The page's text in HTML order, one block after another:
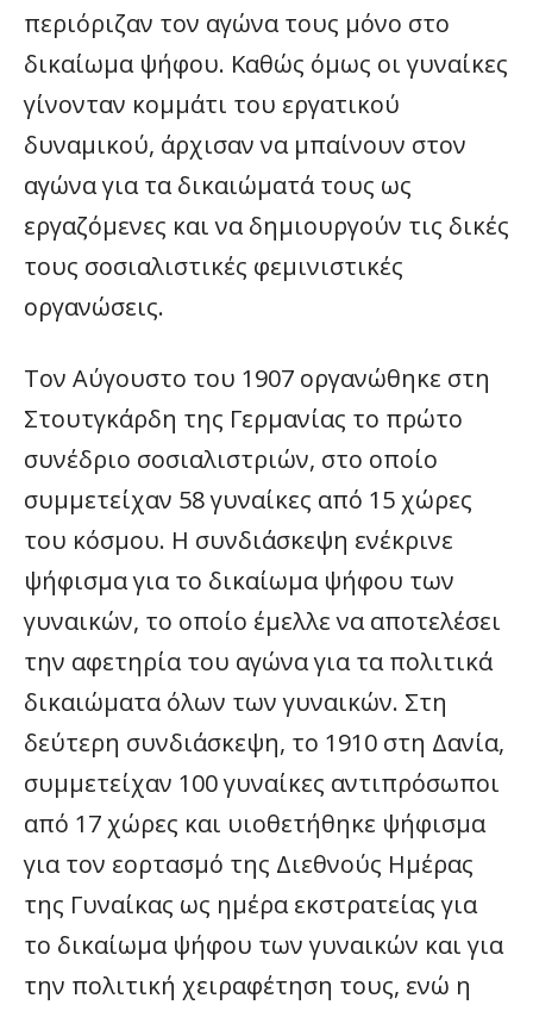
περιόριζαν τον αγώνα τους μόνο στο
δικαίωμα ψήφου. Καθώς όμως οι γυναίκες
γίνονταν κομμάτι του εργατικού
δυναμικού, άρχισαν να μπαίνουν στον
αγώνα για τα δικαιώματά τους ως
εργαζόμενες και να δημιουργούν τις δικές
τους σοσιαλιστικές φεμινιστικές
οργανώσεις.
Τον Αύγουστο του 1907 οργανώθηκε στη
Στουτγκάρδη της Γερμανίας το πρώτο
συνέδριο σοσιαλιστριών, στο οποίο
συμμετείχαν 58 γυναίκες από 15 χώρες
του κόσμου. Η συνδιάσκεψη ενέκρινε
ψήφισμα για το δικαίωμα ψήφου των
γυναικών, το οποίο έμελλε να αποτελέσει
την αφετηρία του αγώνα για τα πολιτικά
δικαιώματα όλων των γυναικών. Στη
δεύτερη συνδιάσκεψη, το 1910 στη Δανία,
συμμετείχαν 100 γυναίκες αντιπρόσωποι
από 17 χώρες και υιοθετήθηκε ψήφισμα
για τον εορτασμό της Διεθνούς Ημέρας
της Γυναίκας ως ημέρα εκστρατείας για
το δικαίωμα ψήφου των γυναικών και για
την πολιτική χειραφέτηση τους, ενώ η